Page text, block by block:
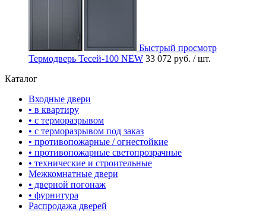
Быстрый просмотр
Термодверь Тесей-100 NEW 33 072 руб. / шт.
Каталог
Входные двери
• в квартиру
• с терморазрывом
• с терморазрывом под заказ
• противопожарные / огнестойкие
• противопожарные светопрозрачные
• технические и строительные
Межкомнатные двери
• дверной погонаж
• фурнитура
Распродажа дверей